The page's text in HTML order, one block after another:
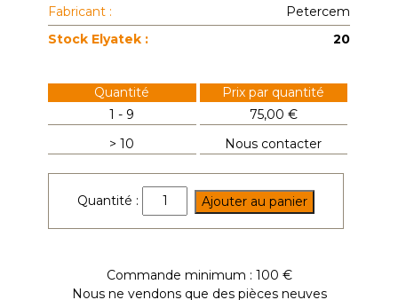
Fabricant :
Petercem
Stock Elyatek :
20
Quantité
Prix par quantité
1 - 9
75,00 €
> 10
Nous contacter
Quantité :
quantité
de
Ajouter au panier
Commande minimum : 100 €
Nous ne vendons que des pièces neuves